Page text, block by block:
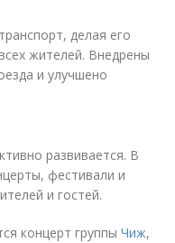
делая его
жителей. Внедрены
и улучшено
развивается. В
фестивали и
и гостей.
концерт группыЧиж,